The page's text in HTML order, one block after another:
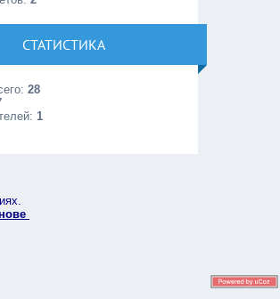
СТАТИСТИКА
28
1